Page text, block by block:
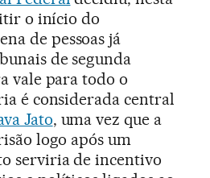
o início do
de pessoas já
de segunda
vale para todo o
é considerada central
Jato, uma vez que a
logo após um
serviria de incentivo